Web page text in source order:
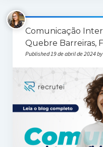
Já sou Cliente
Conheça a Recrutei
Cursos RH gratuitos
Comunicação
Quebre Barreiras,
Published 19 de abril de 2024